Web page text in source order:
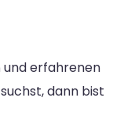
und erfahrenen
suchst, dann bist